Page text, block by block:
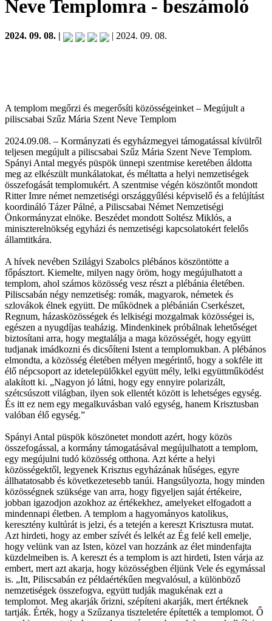
Neve Templomra - beszámoló
2024. 09. 08. | | 2024. 09. 08.
A templom megőrzi és megerősíti közösségeinket – Megújult a
piliscsabai Szűz Mária Szent Neve Templom
2024.09.08. – Kormányzati és egyházmegyei támogatással kívülről
teljesen megújult a piliscsabai Szűz Mária Szent Neve Templom.
Spányi Antal megyés püspök ünnepi szentmise keretében áldotta
meg az elkészült munkálatokat, és méltatta a helyi nemzetiségek
összefogását templomukért. A szentmise végén köszöntőt mondott
Ritter Imre német nemzetiségi országgyűlési képviselő és a felújítást
koordináló Tázer Pálné, a Piliscsabai Német Nemzetiségi
Önkormányzat elnöke. Beszédet mondott Soltész Miklós, a
miniszterelnökség egyházi és nemzetiségi kapcsolatokért felelős
államtitkára.
A hívek nevében Szilágyi Szabolcs plébános köszöntötte a
főpásztort. Kiemelte, milyen nagy öröm, hogy megújulhatott a
templom, ahol számos közösség vesz részt a plébánia életében.
Piliscsabán négy nemzetiség: romák, magyarok, németek és
szlovákok élnek együtt. De működnek a plébánián Cserkészet,
Regnum, házasközösségek és lelkiségi mozgalmak közösségei is,
egészen a nyugdíjas teaházig. Mindenkinek próbálnak lehetőséget
biztosítani arra, hogy megtalálja a maga közösségét, hogy együtt
tudjanak imádkozni és dicsőíteni Istent a templomukban. A plébános
elmondta, a közösség életében mélyen megérintő, hogy a sokféle itt
élő népcsoport az idetelepülőkkel együtt mély, lelki együttműködést
alakított ki. „Nagyon jó látni, hogy egy ennyire polarizált,
szétcsúszott világban, ilyen sok ellentét között is lehetséges egység.
És itt ez nem egy megalkuvásban való egység, hanem Krisztusban
valóban élő egység.”
Spányi Antal püspök köszönetet mondott azért, hogy közös
összefogással, a kormány támogatásával megújulhatott a templom,
egy megújulni tudó közösség otthona. Azt kérte a helyi
közösségektől, legyenek Krisztus egyházának hűséges, egyre
állhatatosabb és következetesebb tanúi. Hangsúlyozta, hogy minden
közösségnek szüksége van arra, hogy figyeljen saját értékeire,
jobban igazodjon azokhoz az értékekhez, amelyeket elfogadott a
mindennapi életben. A templom a hagyományos katolikus,
keresztény kultúrát is jelzi, és a tetején a kereszt Krisztusra mutat.
Azt hirdeti, hogy az ember szívét és lelkét az Ég felé kell emelje,
hogy velünk van az Isten, közel van hozzánk az élet mindenfajta
küzdelmeiben is. A kereszt és a templom is azt hirdeti, Isten várja az
embert, mert azt akarja, hogy közösségben éljünk Vele és egymással
is. „Itt, Piliscsabán ez példaértékűen megvalósul, a különböző
nemzetiségek összefogva, együtt tudják magukénak ezt a
templomot. Meg akarják őrizni, szépíteni akarják, mert értéknek
tartják. Érték, hogy a Szűzanya tiszteletére építették a templomot. Ő